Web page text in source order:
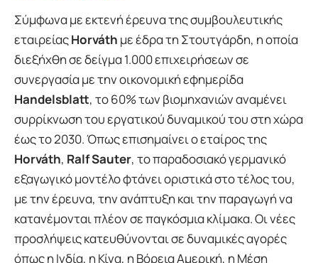
Σύμφωνα με εκτενή έρευνα της συμβουλευτικής
εταιρείαςHorváth με έδρα τη Στουτγάρδη, η οποία
διεξήχθη σε δείγμα 1.000 επιχειρήσεων σε
συνεργασία με την οικονομική εφημερίδα
Handelsblatt, το 60% των βιομηχανιών αναμένει
συρρίκνωση του εργατικού δυναμικού του στη χώρα
έως το 2030. Όπως επισημαίνει ο εταίρος της
Horváth, Ralf Sauter, το παραδοσιακό γερμανικό
εξαγωγικό μοντέλο φτάνει οριστικά στο τέλος του,
με την έρευνα, την ανάπτυξη και την παραγωγή να
κατανέμονται πλέον σε παγκόσμια κλίμακα. Οι νέες
προσλήψεις κατευθύνονται σε δυναμικές αγορές
όπως η Ινδία, η Κίνα, η Βόρεια Αμερική, η Μέση